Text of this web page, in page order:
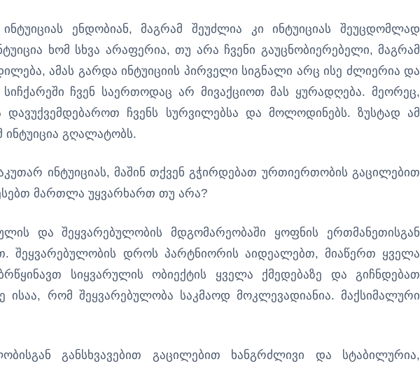
ენდობიან, მაგრამ შეუძლია კი ინტუიციას შეუცდომლად
ხომ სხვა არაფერია, თუ არა ჩვენი გაუცნობიერებელი, მაგრამ
ამას გარდა ინტუიციის პირველი სიგნალი არც ისე ძლიერია და
ჩვენ საერთოდაც არ მივაქციოთ მას ყურადღება. მეორეც,
დავუქვემდებაროთ ჩვენს სურვილებსა და მოლოდინებს. ზუსტად ამ
ინტუიცია გღალატობს.
ინტუიციას, მაშინ თქვენ გჭირდებათ ურთიერთობის გაცილებით
მართლა უყვარხართ თუ არა?
და შეყვარებულობის მდგომარეობაში ყოფნის ერთმანეთისგან
შეყვარებულობის დროს პარტნიორის აიდეალებთ, მიაწერთ ყველა
სიყვარულის ობიექტის ყველა ქმედებაზე და გიჩნდებათ
ისაა, რომ შეყვარებულობა საკმაოდ მოკლევადიანია. მაქსიმალური
განსხვავებით გაცილებით ხანგრძლივი და სტაბილურია,